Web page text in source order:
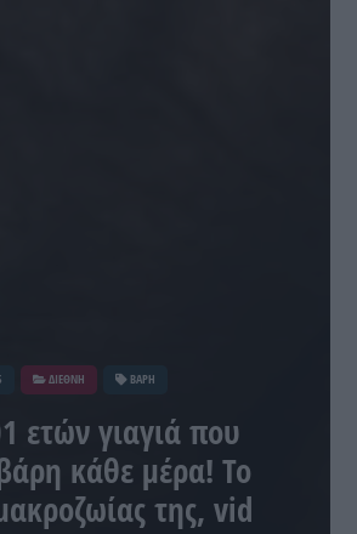
ΔΙΕΘΝΗ ΒΑΡΗ
ετών γιαγιά που
κάθε μέρα! Το
της, vid